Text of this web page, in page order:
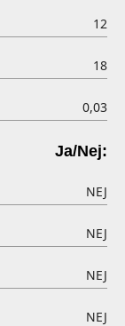
12
18
0,03
Ja/Nej:
NEJ
NEJ
NEJ
NEJ